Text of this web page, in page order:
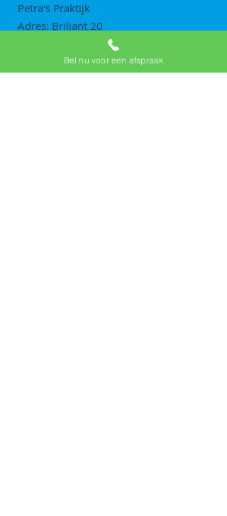
Petra's Praktijk
Adres: Briljant 20
3641 XZ Mijdrecht
Email:
Bel nu voor een afspraak